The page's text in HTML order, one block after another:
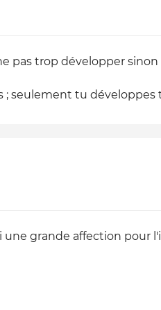
pas trop développer
seulement tu développes
grande affection pour